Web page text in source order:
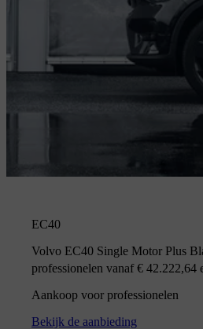
EC40
Volvo EC40 Single Motor Plus
professionelen vanaf € 42.222,64
Aankoop voor professionelen
Bekijk de aanbieding